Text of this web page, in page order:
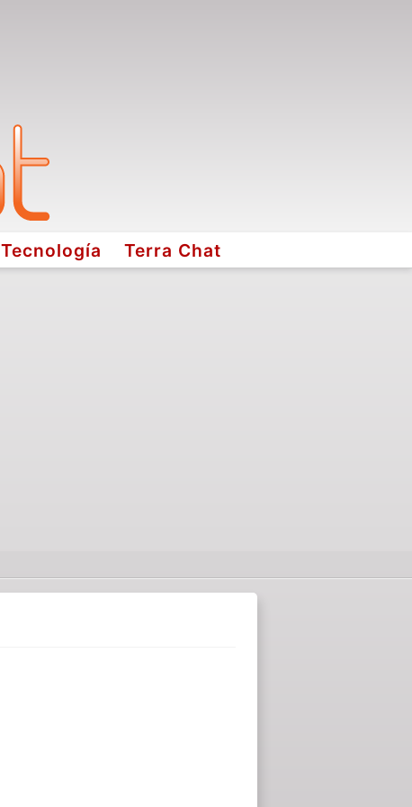
Tecnología Terra Chat